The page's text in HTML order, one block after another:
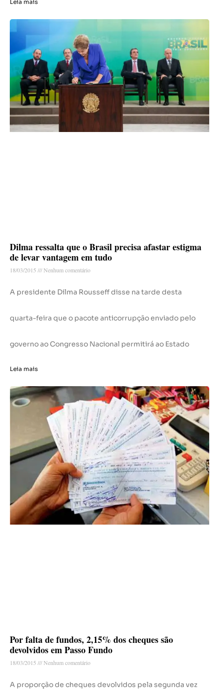
Leia mais
Dilma ressalta que o Brasil precisa afastar estigma
de levar vantagem em tudo
18/03/2015 Nenhum comentário
A presidente Dilma Rousseff disse na tarde desta
quarta-feira que o pacote anticorrupção enviado pelo
governo ao Congresso Nacional permitirá ao Estado
Leia mais
Por falta de fundos, 2,15% dos cheques são
devolvidos em Passo Fundo
18/03/2015 Nenhum comentário
A proporção de cheques devolvidos pela segunda vez